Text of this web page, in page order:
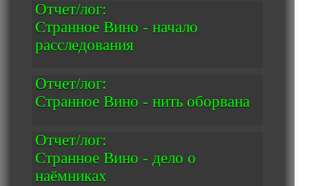
Отчет/лог:
Странное Вино - начало
расследования
Отчет/лог:
Странное Вино - нить оборвана
Отчет/лог:
Странное Вино - дело о
наёмниках